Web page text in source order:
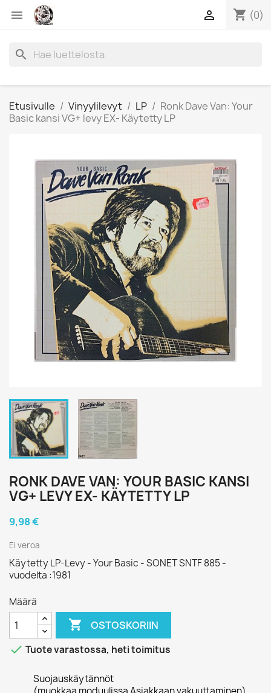
 shopping_cart (0)

search
Etusivulle Vinyylilevyt LP
Ronk Dave Van: Your
Basic kansi VG+ levy EX- Käytetty LP
RONK DAVE VAN: YOUR BASIC KANSI
VG+ LEVY EX- KÄYTETTY LP
9,98 €
Ei veroa
Käytetty LP-Levy - Your Basic - SONET SNTF 885 -
vuodelta :1981
Määrä
 OSTOSKORIIN
 Tuote varastossa, heti toimitus
Suojauskäytännöt